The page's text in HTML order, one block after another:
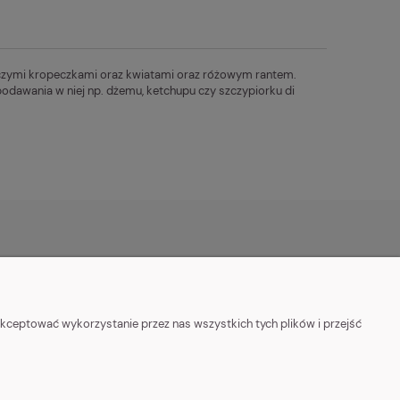
kropeczkami oraz kwiatami oraz różowym rantem.
w niej np. dżemu, ketchupu czy szczypiorku di
Regulamin
wykorzystanie przez nas wszystkich tych plików i przejść